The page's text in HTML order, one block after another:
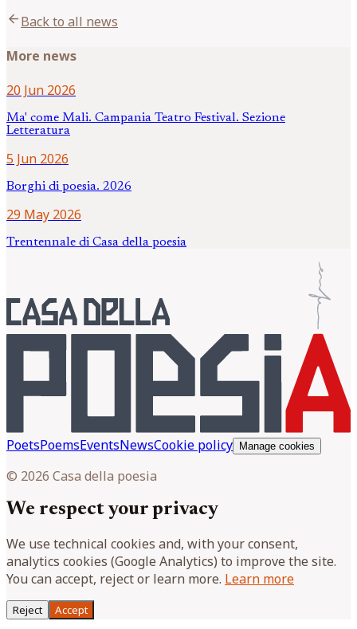
arrow_backBack to all news
More news
20 Jun 2026
Ma' come Mali. Campania Teatro Festival. Sezione
Letteratura
5 Jun 2026
Borghi di poesia. 2026
29 May 2026
Trentennale di Casa della poesia
PoetsPoemsEventsNewsCookie policy Manage cookies
© 2026 Casa della poesia
We respect your privacy
We use technical cookies and, with your consent,
analytics cookies (Google Analytics) to improve the site.
You can accept, reject or learn more. Learn more
Reject Accept